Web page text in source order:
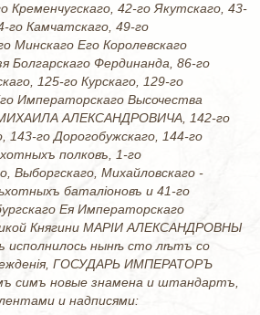
Кременчугскаго, 42-го Якутскаго, 43-
го Камчатскаго, 49-го
Минскаго Его Королевскаго
Болгарскаго Фердинанда, 86-го
125-го Курскаго, 129-го
Императорскаго Высочества
МИХАИЛА АЛЕКСАНДРОВИЧА, 142-го
143-го Дорогобужскаго, 144-го
полковъ, 1-го
Выборгскаго, Михайловскаго -
баталiоновъ и 41-го
Ея Императорскаго
Княгини MАРIИ АЛЕКСАНДРОВНЫ
исполнилось нынѣ сто лѣтъ со
ГОСУДАРЬ ИМПЕРАТОРЪ
симъ новые знамена и штандартъ,
и надписями: